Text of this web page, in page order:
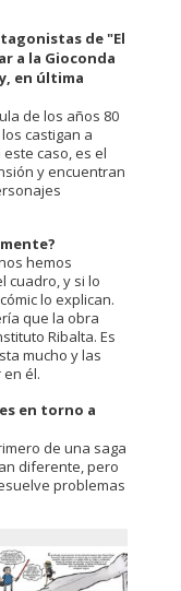
de "El
a la Gioconda
en última
de los años 80
castigan a
caso, es el
y encuentran
hemos
cuadro, y si lo
lo explican.
que la obra
Ribalta. Es
mucho y las
él.
en torno a
de una saga
diferente, pero
problemas